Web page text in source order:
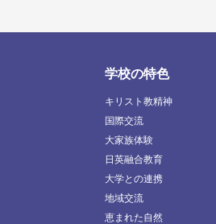
学校の特色
キリスト教精神
国際交流
大家族体験
日英融合教育
大学との連携
地域交流
恵まれた自然